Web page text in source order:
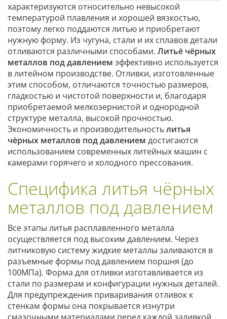
характеризуются относительно невысокой
температурой плавления и хорошей вязкостью,
поэтому легко поддаются литью и приобретают
нужную форму. Из чугуна, стали и их сплавов детали
отливаются различными способами. Литьё чёрных
металлов под давлением эффективно используется
в литейном производстве. Отливки, изготовленные
этим способом, отличаются точностью размеров,
гладкостью и чистотой поверхности и, благодаря
приобретаемой мелкозернистой и однородной
структуре металла, высокой прочностью.
Экономичность и производительностьлитья
чёрных металлов под давлением достигаются
использованием современных литейных машин с
камерами горячего и холодного прессования.
Специфика литья чёрных
металлов под давлением
Все этапы литья расплавленного металла
осуществляется под высоким давлением. Через
литниковую систему жидкие металлы заливаются в
разъемные формы под давлением поршня (до
100МПа). Форма для отливки изготавливается из
стали по размерам и конфигурации нужных деталей.
Для предупреждения приваривания отливок к
стенкам формы она покрывается изнутри
смазочными материалами перед каждой заливкой